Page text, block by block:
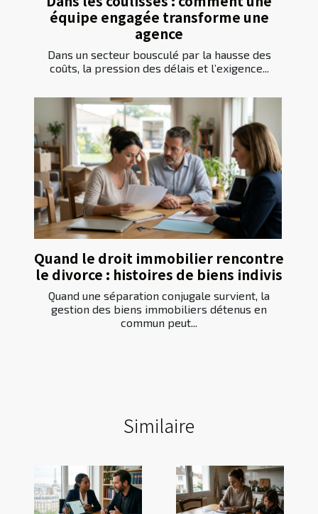
équipe engagée transforme une
agence
Dans un secteur bousculé par la hausse des
coûts, la pression des délais et l’exigence...
Quand le droit immobilier rencontre
le divorce : histoires de biens indivis
Quand une séparation conjugale survient, la
gestion des biens immobiliers détenus en
commun peut...
Similaire